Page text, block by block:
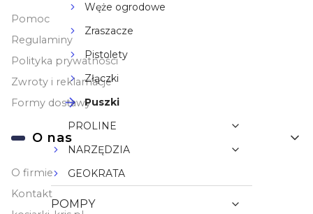
Węże ogrodowe
Zraszacze
Pistolety
Złączki
Puszki
PROLINE
NARZĘDZIA
GEOKRATA
POMPY
Pomoc
Regulaminy
Polityka prywatności
Zwroty i reklamacje
Formy dostawy
O nas
O firmie
Kontakt